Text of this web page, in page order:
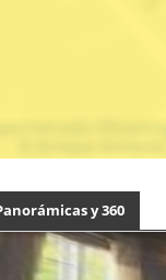
y 360